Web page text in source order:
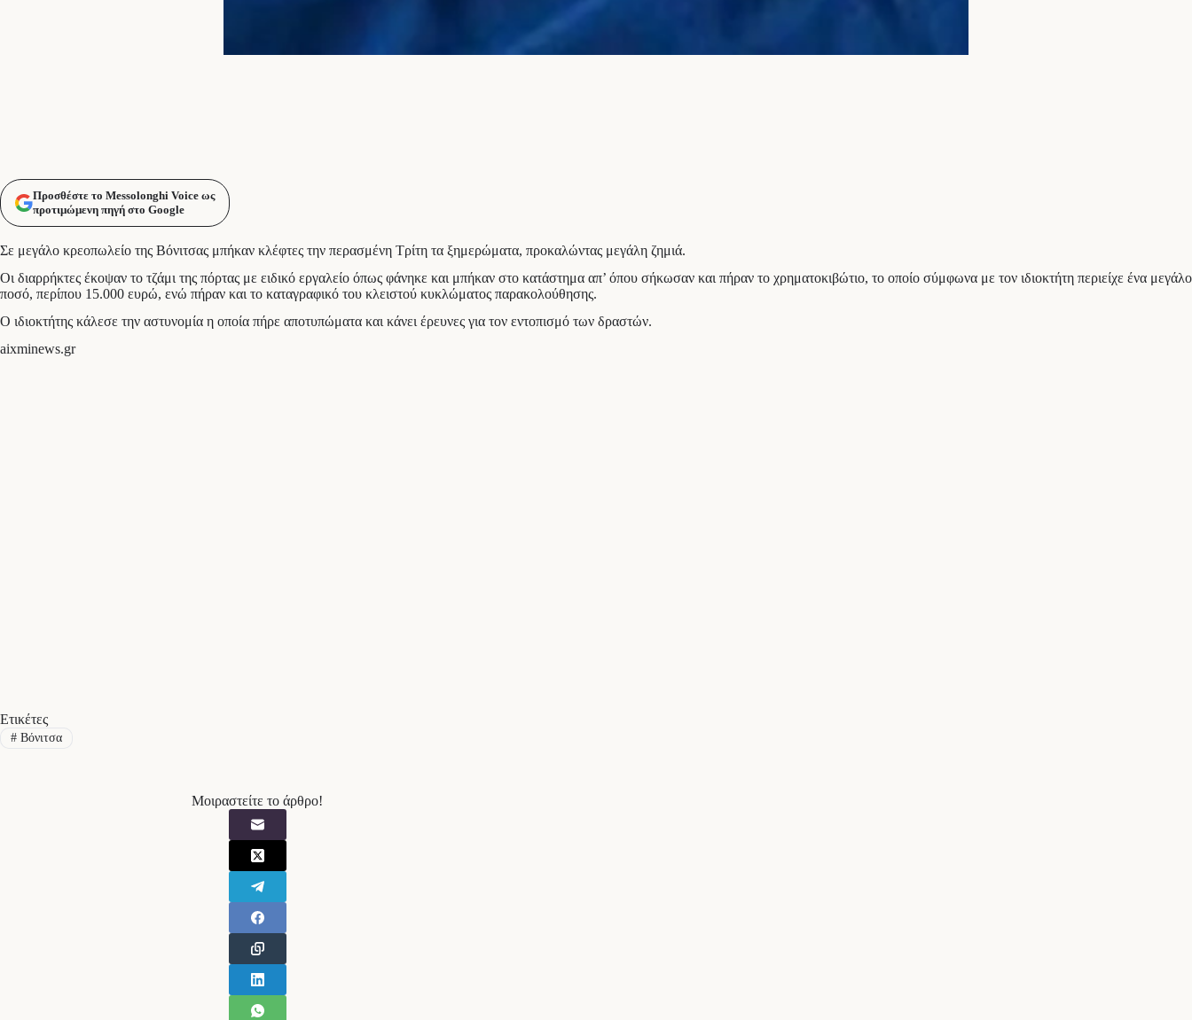
Προσθέστε το Messolonghi Voice ως
προτιμώμενη πηγή στο Google
Σε μεγάλο κρεοπωλείο της Βόνιτσας μπήκαν κλέφτες την περασμένη Τρίτη τα ξημερώματα, προκαλώντας μεγάλη ζημιά.
Οι διαρρήκτες έκοψαν το τζάμι της πόρτας με ειδικό εργαλείο όπως φάνηκε και μπήκαν στο κατάστημα απ’ όπου σήκωσαν και πήραν το χρηματοκιβώτιο, το οποίο σύμφωνα με τον ιδιοκτήτη περιείχε ένα μεγάλο
ποσό, περίπου 15.000 ευρώ, ενώ πήραν και το καταγραφικό του κλειστού κυκλώματος παρακολούθησης.
Ο ιδιοκτήτης κάλεσε την αστυνομία η οποία πήρε αποτυπώματα και κάνει έρευνες για τον εντοπισμό των δραστών.
aixminews.gr
Ετικέτες
#Βόνιτσα
Μοιραστείτε το άρθρο!